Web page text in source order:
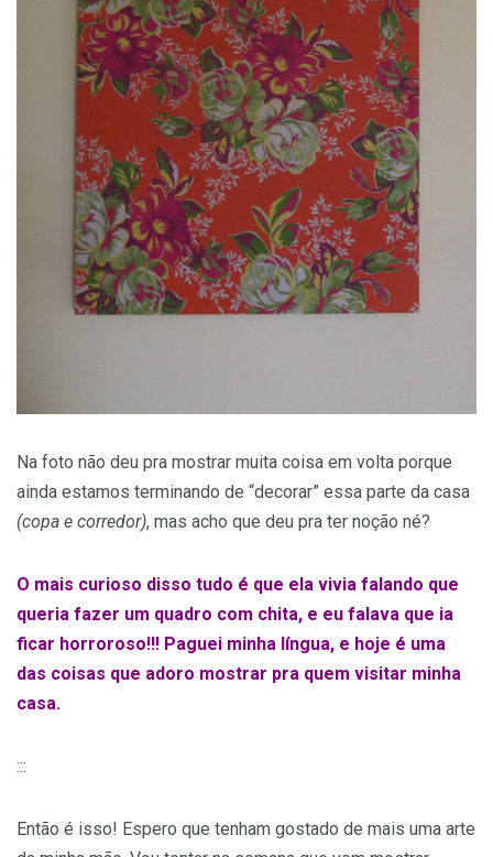
Na foto não deu pra mostrar muita coisa em volta porque
ainda estamos terminando de “decorar” essa parte da casa
(copa e corredor), mas acho que deu pra ter noção né?
O mais curioso disso tudo é que ela vivia falando que
queria fazer um quadro com chita, e eu falava que ia
ficar horroroso!!! Paguei minha língua, e hoje é uma
das coisas que adoro mostrar pra quem visitar minha
casa.
:::
Então é isso! Espero que tenham gostado de mais uma arte